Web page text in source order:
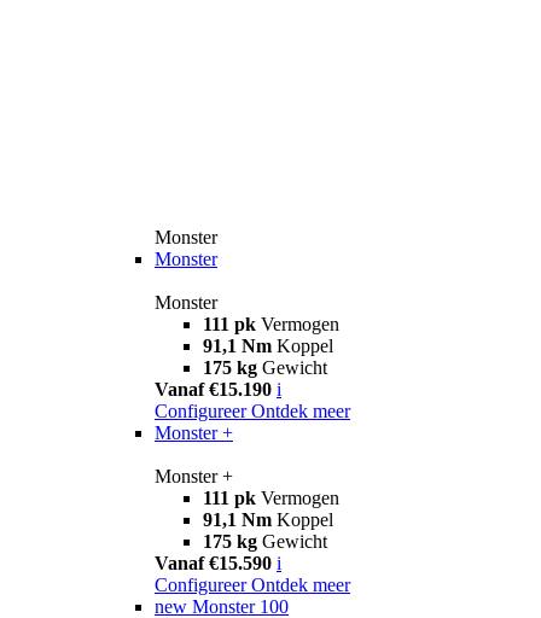
Monster
Monster
Monster
111 pk Vermogen
91,1 Nm Koppel
175 kg Gewicht
Vanaf €15.190 i
Configureer Ontdek meer
Monster +
Monster +
111 pk Vermogen
91,1 Nm Koppel
175 kg Gewicht
Vanaf €15.590 i
Configureer Ontdek meer
new Monster 100